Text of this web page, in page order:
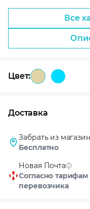
Все
Цвет:
Доставка
Забрать из
Бесплатно
Новая Почта
Согласно тарифам
перевозчика